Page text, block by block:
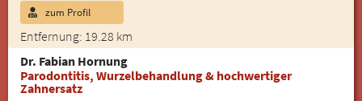
Entfernung: 19.28 km
zum Profil
Dr. Fabian Hornung
Parodontitis, Wurzelbehandlung & hochwertiger
Zahnersatz